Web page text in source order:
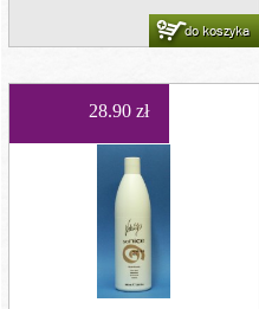
do koszyka
28.90 zł